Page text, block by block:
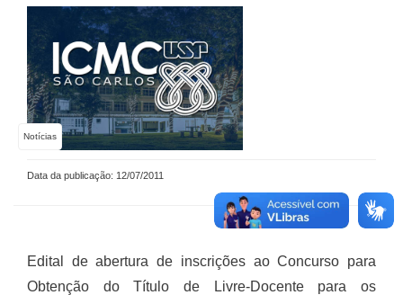
Notícias
Data da publicação: 12/07/2011
Edital de abertura de inscrições ao Concurso para
Obtenção do Título de Livre-Docente para os